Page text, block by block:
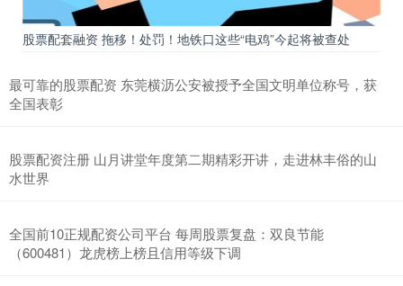
股票配套融资 拖移！处罚！地铁口这些“电鸡”今起将被查处
最可靠的股票配资 东莞横沥公安被授予全国文明单位称号，获
全国表彰
股票配资注册 山月讲堂年度第二期精彩开讲，走进林丰俗的山
水世界
全国前10正规配资公司平台 每周股票复盘：双良节能
（600481）龙虎榜上榜且信用等级下调